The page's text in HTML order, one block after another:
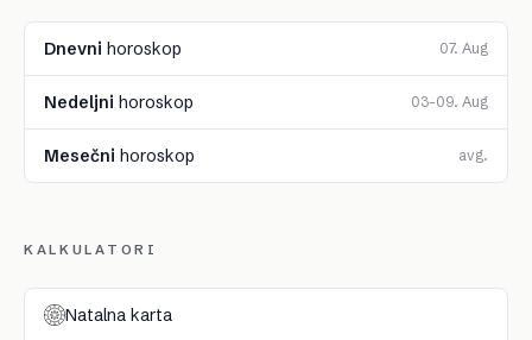
Dnevni horoskop 07. Aug
Nedeljni horoskop 03–09. Aug
Mesečni horoskop avg.
KALKULATORI
Natalna karta